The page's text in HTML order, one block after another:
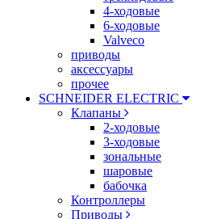
4-ходовые
6-ходовые
Valveco
приводы
аксессуары
прочее
SCHNEIDER ELECTRIC
Клапаны
2-ходовые
3-ходовые
зональные
шаровые
бабочка
Контроллеры
Приводы